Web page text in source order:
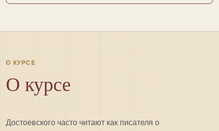
О КУРСЕ
О курсе
Достоевского часто читают как писателя о